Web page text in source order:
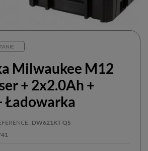
Milwaukee M12
+ 2x2.0Ah +
Ładowarka
DW621KT-QS